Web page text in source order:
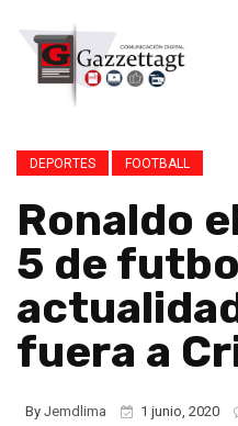
DEPORTES FOOTBALL
Ronaldo
5 de
fuera a
By Jemdlima 1 junio, 2020